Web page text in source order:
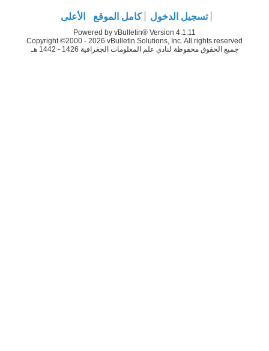
تسجيل الدخول كامل الموقع الأعلى
Powered by vBulletin® Version 4.1.11
Copyright ©2000 - 2026 vBulletin Solutions, Inc. All rights reserved
جميع الحقوق محفوظة لنادي علم المعلومات الجغرافية 1426 - 1442 هـ